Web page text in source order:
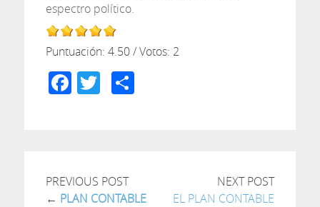
espectro político.
Puntuación: 4.50/ Votos: 2
Facebook
TwitterCompartir
PREVIOUS POST
← PLAN CONTABLE
NEXT POST
EL PLAN CONTABLE